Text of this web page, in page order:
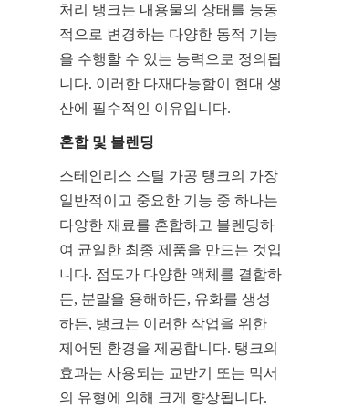
처리 탱크는 내용물의 상태를 능동
적으로 변경하는 다양한 동적 기능
을 수행할 수 있는 능력으로 정의됩
니다. 이러한 다재다능함이 현대 생
산에 필수적인 이유입니다.
혼합 및 블렌딩
스테인리스 스틸 가공 탱크의 가장
일반적이고 중요한 기능 중 하나는
다양한 재료를 혼합하고 블렌딩하
여 균일한 최종 제품을 만드는 것입
니다. 점도가 다양한 액체를 결합하
든, 분말을 용해하든, 유화를 생성
하든, 탱크는 이러한 작업을 위한
제어된 환경을 제공합니다. 탱크의
효과는 사용되는 교반기 또는 믹서
의 유형에 의해 크게 향상됩니다.